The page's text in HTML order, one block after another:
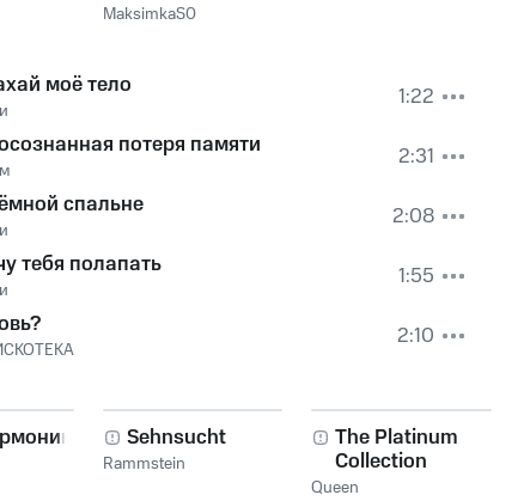
MaksimkaS0
моё тело
1:22
потеря памяти
2:31
спальне
2:08
тебя полапать
1:55
2:10
Sehnsucht
Rammstein
The Platinum
Collection
Queen